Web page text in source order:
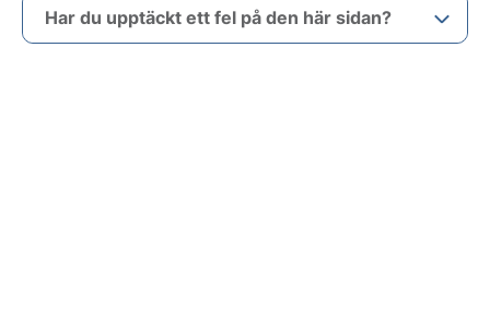
Har du upptäckt ett fel på den här sidan?